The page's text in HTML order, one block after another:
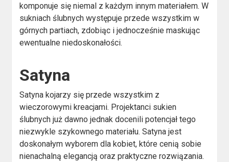
komponuje się niemal z każdym innym materiałem. W
sukniach ślubnych występuje przede wszystkim w
górnych partiach, zdobiąc i jednocześnie maskując
ewentualne niedoskonałości.
Satyna
Satyna kojarzy się przede wszystkim z
wieczorowymi kreacjami. Projektanci sukien
ślubnych już dawno jednak docenili potencjał tego
niezwykle szykownego materiału. Satyna jest
doskonałym wyborem dla kobiet, które cenią sobie
nienachalną elegancją oraz praktyczne rozwiązania.